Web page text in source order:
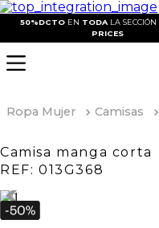
50%DCTO EN TODA LA SECCIÓN
PRICES
Ropa Mujer Camisas
Camisa manga corta
REF: 013G368